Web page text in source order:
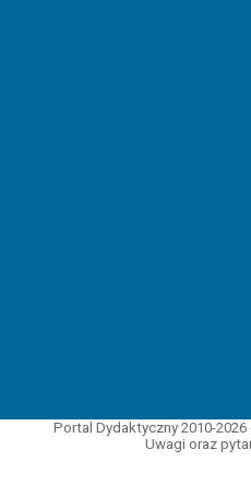
Portal Dydaktyczny 2010-
Uwagi oraz